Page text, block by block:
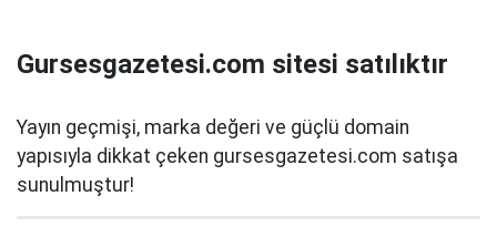
Gursesgazetesi.com sitesi satılıktır
Yayın geçmişi, marka değeri ve güçlü domain
yapısıyla dikkat çeken gursesgazetesi.com satışa
sunulmuştur!